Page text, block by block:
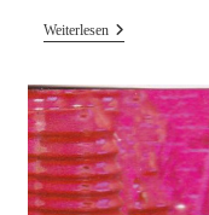
WeiterlesenEric
+
Eamon
Sproud
–
FRICHE:
Transition
CD